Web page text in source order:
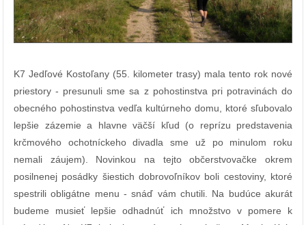
K7 Jedľové Kostoľany (55. kilometer trasy) mala tento rok nové
priestory - presunuli sme sa z pohostinstva pri potravinách do
obecného pohostinstva vedľa kultúrneho domu, ktoré sľubovalo
lepšie zázemie a hlavne väčší kľud (o reprízu predstavenia
krčmového ochotníckeho divadla sme už po minulom roku
nemali záujem). Novinkou na tejto občerstvovačke okrem
posilnenej posádky šiestich dobrovoľníkov boli cestoviny, ktoré
spestrili obligátne menu - snáď vám chutili. Na budúce akurát
budeme musieť lepšie odhadnúť ich množstvo v pomere k